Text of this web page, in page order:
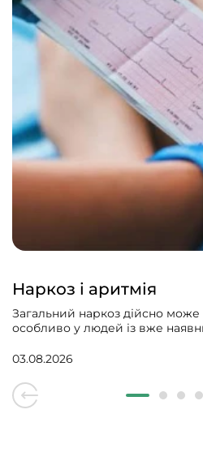
Наркоз і аритмія
Загальний наркоз дійсно
особливо у людей із вже
серцевого ритму, гіпотонію,
03.08.2026